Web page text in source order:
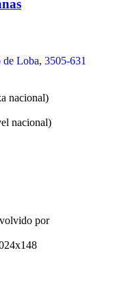
de Loba, 3505-631
nacional)
nacional)
por